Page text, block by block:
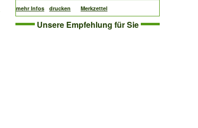
mehr Infos drucken Merkzettel
Unsere Empfehlung für Sie